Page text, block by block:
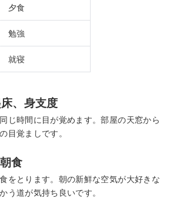
夕食
勉強
就寝
、身支度
じ時間に目が覚めます。部屋の天窓から
目覚ましです。
食
をとります。朝の新鮮な空気が大好きな
う道が気持ち良いです。